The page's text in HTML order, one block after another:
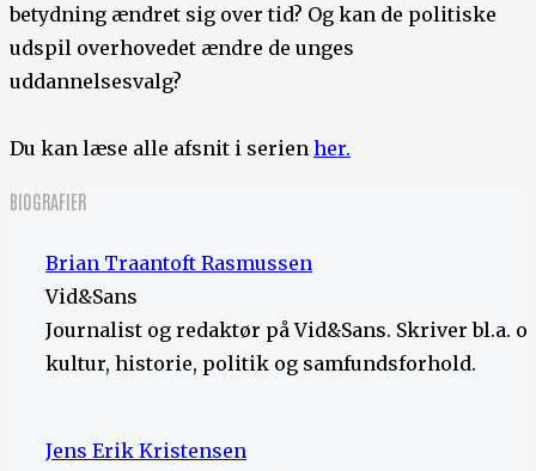
betydning ændret sig over tid? Og kan de politiske
udspil overhovedet ændre de unges
uddannelsesvalg?
Du kan læse alle afsnit i serien her.
BIOGRAFIER
Brian Traantoft Rasmussen
Vid&Sans
Journalist og redaktør på Vid&Sans. Skriver bl.a.
kultur, historie, politik og samfundsforhold.
Jens Erik Kristensen